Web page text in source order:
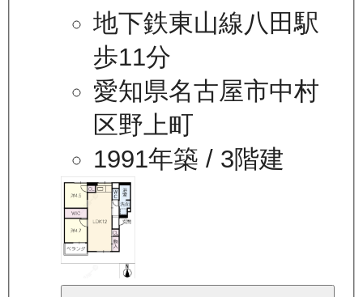
地下鉄東山線八田駅
歩11分
愛知県名古屋市中村
区野上町
1991年築 / 3階建